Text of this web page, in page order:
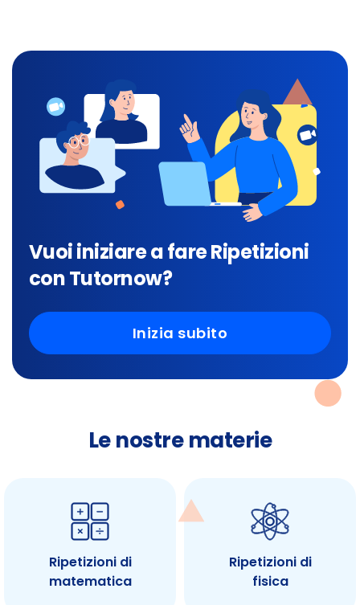
Vuoi iniziare a fare Ripetizioni
con Tutornow?
Inizia subito
Le nostre materie
Ripetizioni di
matematica
Ripetizioni di
fisica